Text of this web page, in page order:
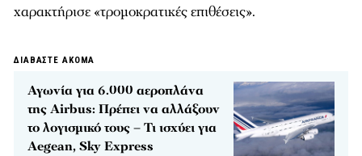
χαρακτήρισε «τρομοκρατικές επιθέσεις».
ΔΙΑΒΑΣΤΕ ΑΚΟΜΑ
Αγωνία για 6.000 αεροπλάνα
της Airbus: Πρέπει να αλλάξουν
το λογισμικό τους – Τι ισχύει για
Aegean, Sky Express